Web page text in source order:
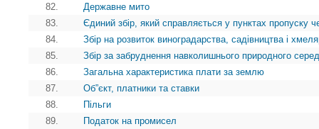
82.
Державне мито
83.
Єдиний збір, який справляється у пунктах пропуску
84.
Збір на розвиток виноградарства, садівництва і
85.
Збір за забруднення навколишнього природного
86.
Загальна характеристика плати за землю
87.
Об”єкт, платники та ставки
88.
Пільги
89.
Податок на промисел